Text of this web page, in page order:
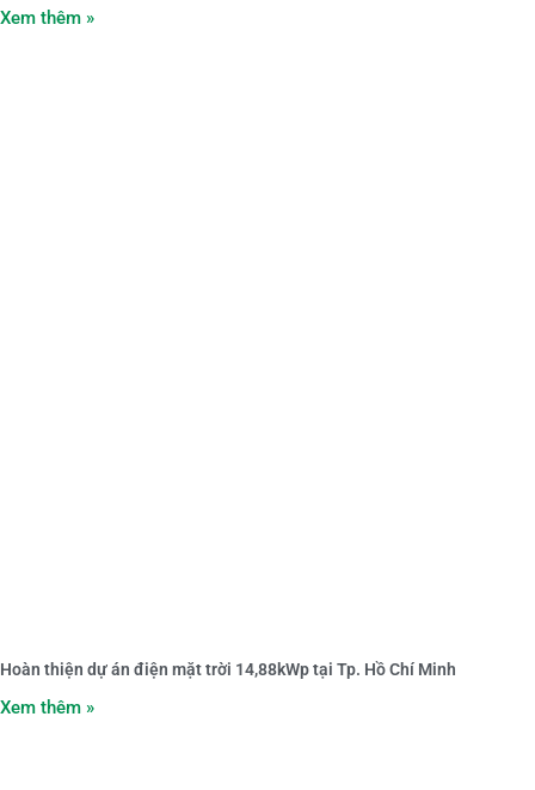
Xem thêm »
Hoàn thiện dự án điện mặt trời 14,88kWp tại Tp. Hồ Chí Minh
Xem thêm »